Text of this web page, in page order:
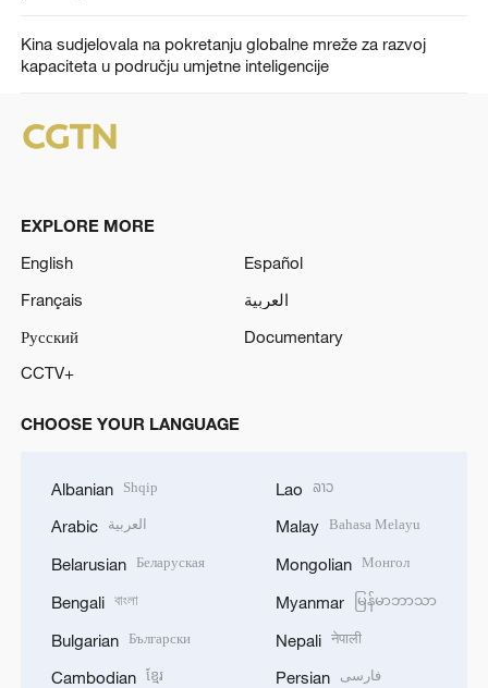
Kina sudjelovala na pokretanju globalne mreže za razvoj
kapaciteta u području umjetne inteligencije
EXPLORE MORE
English
Español
Français
العربية
Русский
Documentary
CCTV+
CHOOSE YOUR LANGUAGE
Albanian Shqip
Arabic العربية
Belarusian Беларуская
Bengali বাংলা
Bulgarian Български
Cambodian ខ្មែរ
Lao ລາວ
Malay Bahasa Melayu
Mongolian Монгол
Myanmar မြန်မာဘာသာ
Nepali नेपाली
Persian فارسی